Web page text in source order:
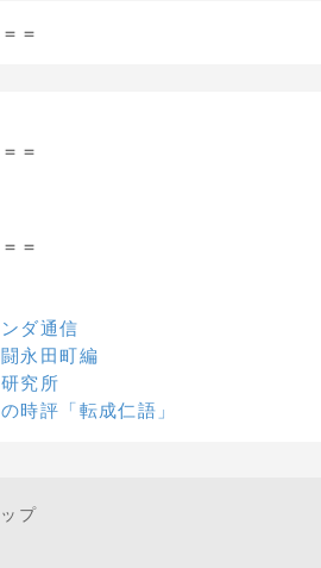
＝
＝
＝
ダ通信
永田町編
究所
時評「転成仁語」
ップ